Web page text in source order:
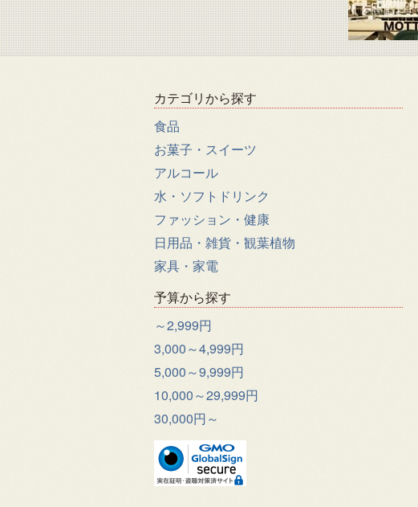
カテゴリから探す
食品
お菓子・スイーツ
アルコール
水・ソフトドリンク
ファッション・健康
日用品・雑貨・観葉植物
家具・家電
予算から探す
～2,999円
3,000～4,999円
5,000～9,999円
10,000～29,999円
30,000円～